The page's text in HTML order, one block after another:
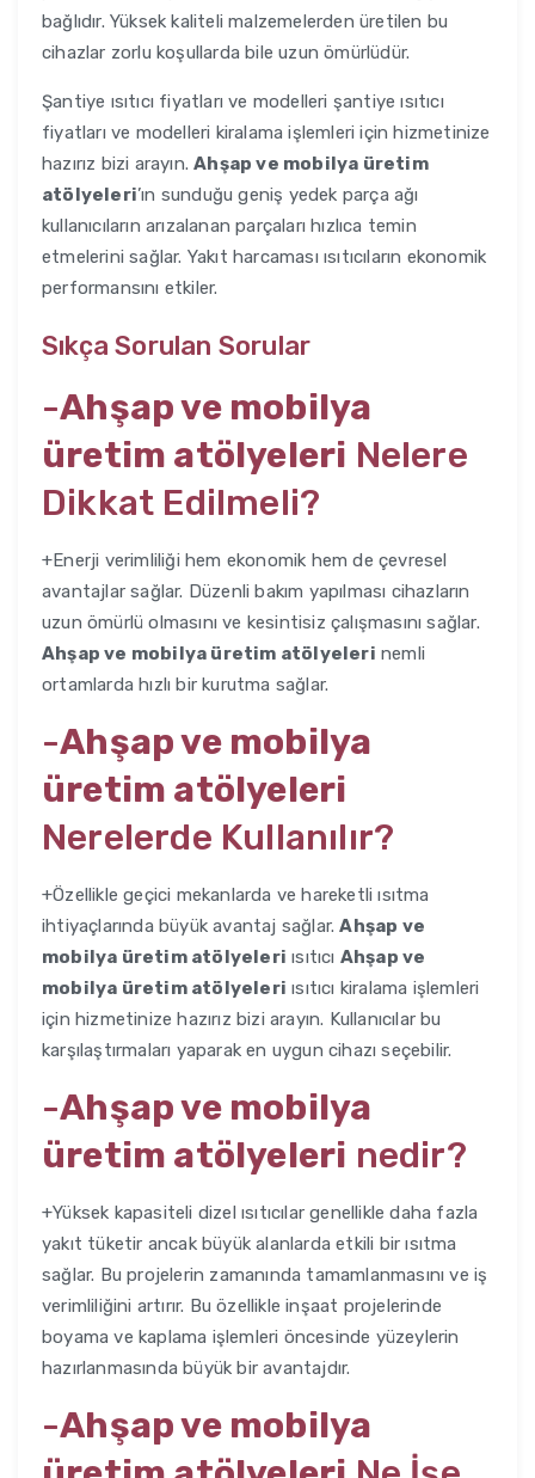
bağlıdır. Yüksek kaliteli malzemelerden üretilen bu
cihazlar zorlu koşullarda bile uzun ömürlüdür.
Şantiye ısıtıcı fiyatları ve modelleri şantiye ısıtıcı
fiyatları ve modelleri kiralama işlemleri için hizmetinize
hazırız bizi arayın.Ahşap ve mobilya üretim
atölyeleri’ın sunduğu geniş yedek parça ağı
kullanıcıların arızalanan parçaları hızlıca temin
etmelerini sağlar. Yakıt harcaması ısıtıcıların ekonomik
performansını etkiler.
Sıkça Sorulan Sorular
-Ahşap ve mobilya
üretim atölyeleri Nelere
Dikkat Edilmeli?
+Enerji verimliliği hem ekonomik hem de çevresel
avantajlar sağlar. Düzenli bakım yapılması cihazların
uzun ömürlü olmasını ve kesintisiz çalışmasını sağlar.
Ahşap ve mobilya üretim atölyeleri nemli
ortamlarda hızlı bir kurutma sağlar.
-Ahşap ve mobilya
üretim atölyeleri
Nerelerde Kullanılır?
+Özellikle geçici mekanlarda ve hareketli ısıtma
ihtiyaçlarında büyük avantaj sağlar.Ahşap ve
mobilya üretim atölyeleri ısıtıcı Ahşap ve
mobilya üretim atölyeleri ısıtıcı kiralama işlemleri
için hizmetinize hazırız bizi arayın. Kullanıcılar bu
karşılaştırmaları yaparak en uygun cihazı seçebilir.
-Ahşap ve mobilya
üretim atölyeleri nedir?
+Yüksek kapasiteli dizel ısıtıcılar genellikle daha fazla
yakıt tüketir ancak büyük alanlarda etkili bir ısıtma
sağlar. Bu projelerin zamanında tamamlanmasını ve iş
verimliliğini artırır. Bu özellikle inşaat projelerinde
boyama ve kaplama işlemleri öncesinde yüzeylerin
hazırlanmasında büyük bir avantajdır.
-Ahşap ve mobilya